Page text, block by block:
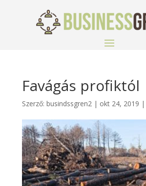
Favágás profiktól
Szerző: busindssgren2| okt 24, 2019 |